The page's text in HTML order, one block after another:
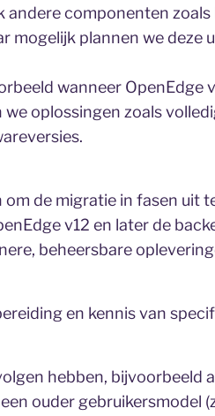
andere componenten
mogelijk plannen we deze
wanneer OpenEdge
we oplossingen zoals
de migratie in fasen uit
v12 en later de
beheersbare
en kennis van
hebben, bijvoorbeeld
ouder gebruikersmodel